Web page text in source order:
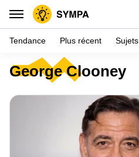
George Clooney
Tendance Plus récent Sujets
Inspiration
Psychologie